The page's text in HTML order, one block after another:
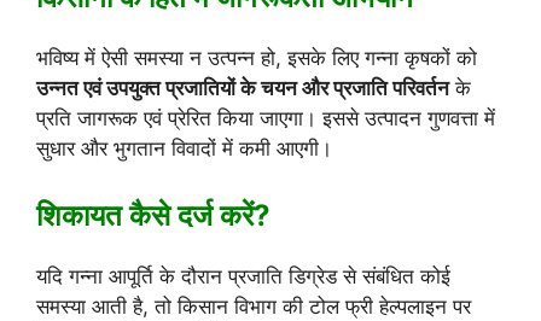
भविष्य में ऐसी समस्या न उत्पन्न हो, इसके लिए गन्ना कृषकों को
उन्नत एवं उपयुक्त प्रजातियों के चयन और प्रजाति परिवर्तनके
प्रति जागरूक एवं प्रेरित किया जाएगा। इससे उत्पादन गुणवत्ता में
सुधार और भुगतान विवादों में कमी आएगी।
शिकायत कैसे दर्ज करें?
यदि गन्ना आपूर्ति के दौरान प्रजाति डिग्रेड से संबंधित कोई
समस्या आती है, तो किसान विभाग की टोल फ्री हेल्पलाइन पर